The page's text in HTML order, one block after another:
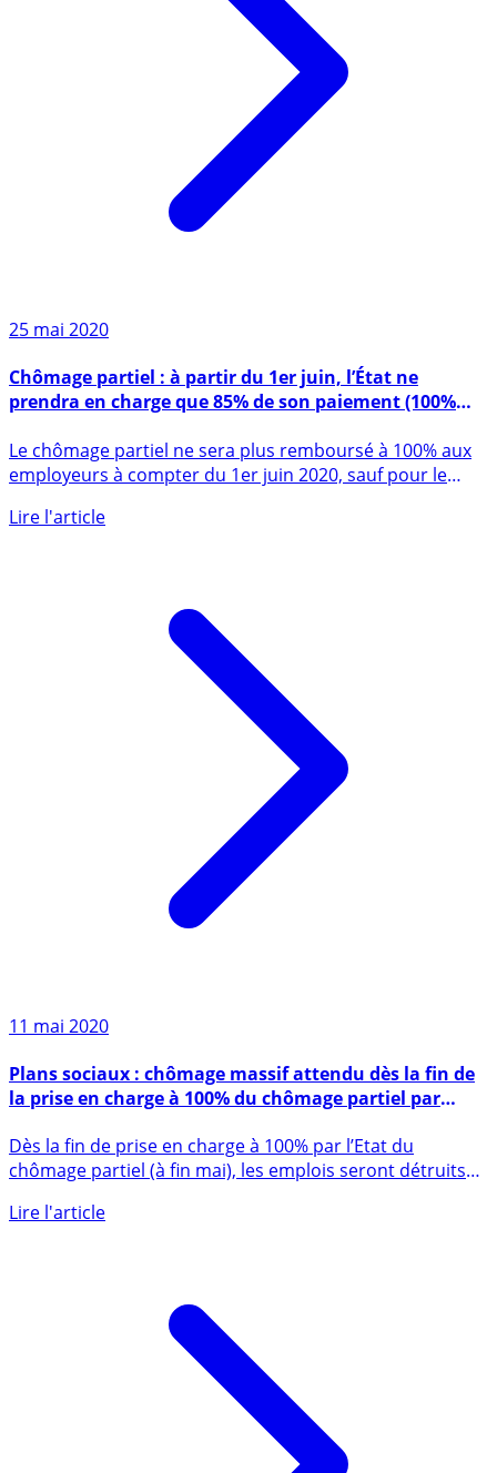
25 mai 2020
prendra en charge que 85% de son paiement (100%
sur mai)
employeurs à compter du 1er juin 2020, sauf pour le
11 mai 2020
la prise en charge à 100% du chômage partiel par
l’Etat
chômage partiel (à fin mai), les emplois seront détruits